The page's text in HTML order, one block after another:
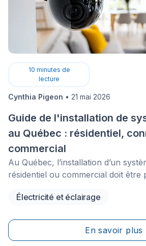
10 minutes de
lecture
Cynthia Pigeon • 21 mai 2026
Guide de l'installation de
au Québec : résidentiel,
commercial
Au Québec, l’installation d’un
résidentiel ou commercial doit être
privée, comme l’installation ou
détenir les permis requis du Bureau
privée (BSP). Lorsque le projet
Électricité et éclairage
En savoir plus